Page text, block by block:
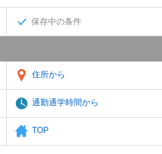
保存中の条件
住所から
通勤通学時間から
TOP